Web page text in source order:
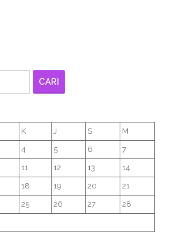
CARI
K J S M
4 5 6 7
11 12 13 14
18 19 20 21
25 26 27 28